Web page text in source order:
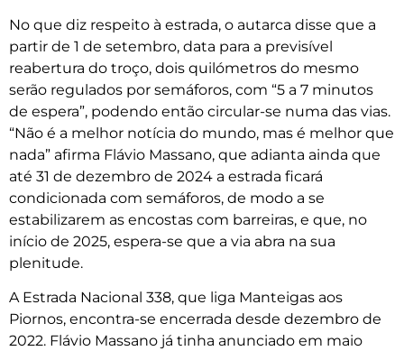
No que diz respeito à estrada, o autarca disse que a
partir de 1 de setembro, data para a previsível
reabertura do troço, dois quilómetros do mesmo
serão regulados por semáforos, com “5 a 7 minutos
de espera”, podendo então circular-se numa das vias.
“Não é a melhor notícia do mundo, mas é melhor que
nada” afirma Flávio Massano, que adianta ainda que
até 31 de dezembro de 2024 a estrada ficará
condicionada com semáforos, de modo a se
estabilizarem as encostas com barreiras, e que, no
início de 2025, espera-se que a via abra na sua
plenitude.
A Estrada Nacional 338, que liga Manteigas aos
Piornos, encontra-se encerrada desde dezembro de
2022. Flávio Massano já tinha anunciado em maio